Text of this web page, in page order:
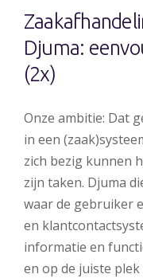
Djuma:
(2x)
Onze ambitie: Dat
in een
zich bezig kunnen
zijn taken. Djuma
waar de gebruiker
en
informatie en
en op de juiste